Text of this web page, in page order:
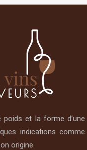
poids et la forme
indications
origine.